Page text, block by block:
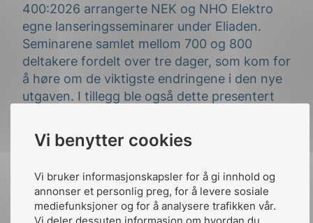
Vi benytter cookies
Vi bruker informasjonskapsler for å gi innhold og
annonser et personlig preg, for å levere sosiale
mediefunksjoner og for å analysere trafikken vår.
400:2026 arrangerte NEK og NHO Elektro
egne lanseringsseminarer under Eliaden.
Seminarene samlet mellom 700 og 800
deltakere fordelt over tre dager, som kom for
å høre om de viktigste endringene i den nye
utgaven. I tillegg ble også dette presentert
4.500. Den store oppslutningen viser den
betydelige interessen for standardisering og
grunn for en sikker og fremtidsrettet
elektrobransje.